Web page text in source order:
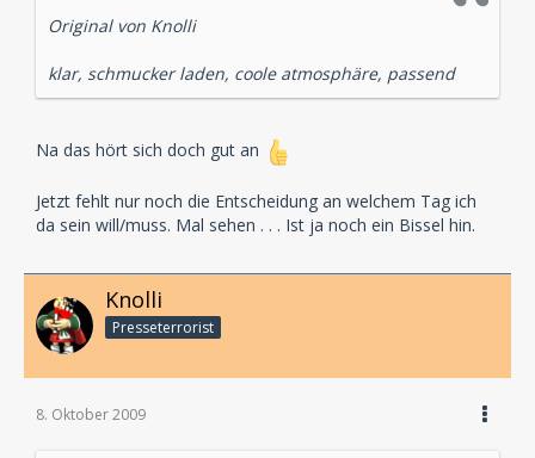
Original von Knolli
klar, schmucker laden, coole atmosphäre, passend
Na das hört sich doch gut an
Jetzt fehlt nur noch die Entscheidung an welchem Tag ich
da sein will/muss. Mal sehen . . . Ist ja noch ein Bissel hin.
Knolli
Presseterrorist
8. Oktober 2009